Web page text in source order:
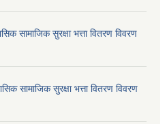
सामाजिक सुरक्षा भत्ता वितरण विवरण
सामाजिक सुरक्षा भत्ता वितरण विवरण